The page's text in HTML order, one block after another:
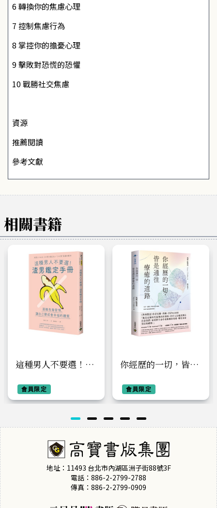
6 轉換你的焦慮心理
7 控制焦慮行為
8 掌控你的擔憂心理
9 擊敗對恐慌的恐懼
10 戰勝社交焦慮
資源
推薦閱讀
參考文獻
相關書籍
這種男人不要選！渣
毒愛情，讓自己變成
會幸福的體質
會員限定
你經歷的一切，皆是
會員限定
地址：11493 台北市內湖區洲子街88號3F
電話：886-2-2799-2788
傳真：886-2-2799-0909